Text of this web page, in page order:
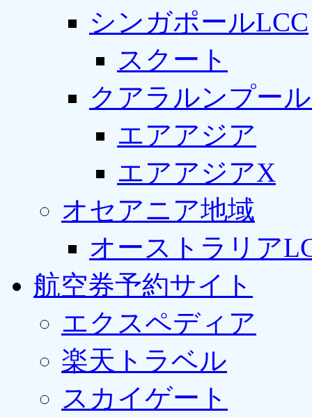
シンガポールLCC
スクート
クアラルンプー
エアアジア
エアアジアX
オセアニア地域
オーストラリア
航空券予約サイト
エクスペディア
楽天トラベル
スカイゲート